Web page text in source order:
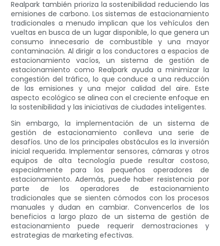
Realpark también prioriza la sostenibilidad reduciendo las
emisiones de carbono. Los sistemas de estacionamiento
tradicionales a menudo implican que los vehículos den
vueltas en busca de un lugar disponible, lo que genera un
consumo innecesario de combustible y una mayor
contaminación. Al dirigir a los conductores a espacios de
estacionamiento vacíos, un sistema de gestión de
estacionamiento como Realpark ayuda a minimizar la
congestión del tráfico, lo que conduce a una reducción
de las emisiones y una mejor calidad del aire. Este
aspecto ecológico se alinea con el creciente enfoque en
la sostenibilidad y las iniciativas de ciudades inteligentes.
Sin embargo, la implementación de un sistema de
gestión de estacionamiento conlleva una serie de
desafíos. Uno de los principales obstáculos es la inversión
inicial requerida. Implementar sensores, cámaras y otros
equipos de alta tecnología puede resultar costoso,
especialmente para los pequeños operadores de
estacionamiento. Además, puede haber resistencia por
parte de los operadores de estacionamiento
tradicionales que se sienten cómodos con los procesos
manuales y dudan en cambiar. Convencerlos de los
beneficios a largo plazo de un sistema de gestión de
estacionamiento puede requerir demostraciones y
estrategias de marketing efectivas.